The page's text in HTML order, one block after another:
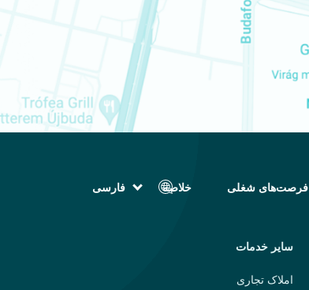
فرصت‌های شغلی خلاصه
فارسی
العربية (عربی)
Español (اسپانیایی)
سایر خدمات
املاک تجاری